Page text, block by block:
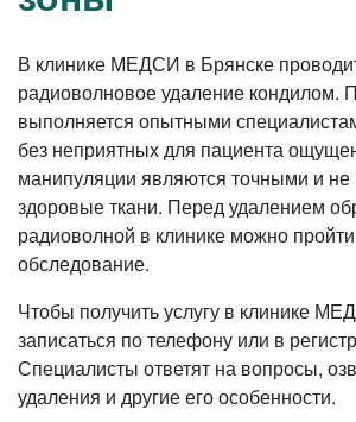
Прием гинеколога
Прием дерматовенеролога
Прием оториноларинголога
Компьютерная томография
Прием педиатра
Оформление санитарной книжки
Прием кардиолога
Прием терапевта-стоматолога
В клинике МЕДСИ в Брянске
радиоволновое удаление кондилом.
выполняется опытными
без неприятных для пациента
манипуляции являются точными и
здоровые ткани. Перед удалением
радиоволной в клинике можно
обследование.
Чтобы получить услугу в клинике
записаться по телефону или в
Специалисты ответят на вопросы,
удаления и другие его особенности.